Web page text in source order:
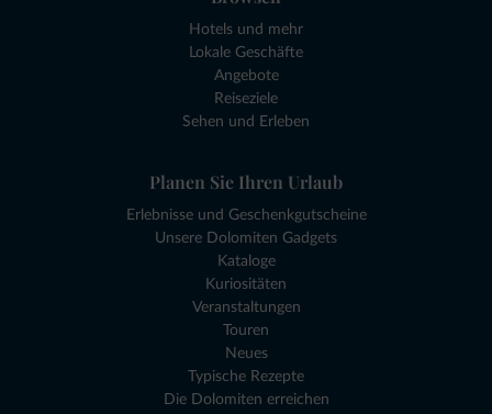
Hotels und mehr
Lokale Geschäfte
Angebote
Reiseziele
Sehen und Erleben
Planen Sie Ihren Urlaub
Erlebnisse und Geschenkgutscheine
Unsere Dolomiten Gadgets
Kataloge
Kuriositäten
Veranstaltungen
Touren
Neues
Typische Rezepte
Die Dolomiten erreichen